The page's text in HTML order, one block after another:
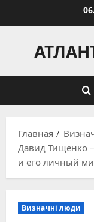
Главная
Давид Тищенко –
и его личный
Визначні люди